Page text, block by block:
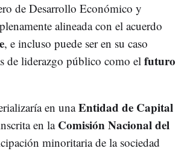
de Desarrollo Económico y
alineada con el acuerdo
, e incluso puede ser en su caso
de liderazgo público como el futuro
en unaEntidad de Capital
en la Comisión Nacional del
minoritaria de la sociedad